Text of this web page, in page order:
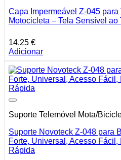
Capa Impermeável Z-045
Motocicleta – Tela Sensível
14,25 €
Adicionar
Suporte Telemóvel Mota/
Suporte Novoteck Z-048 para
Forte, Universal, Acesso
Rápida